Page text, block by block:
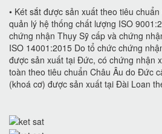
• Két sắt được sản xuất theo tiêu
quản lý hệ thống chất lượng ISO
chứng nhận Thụy Sỹ cấp và chứng
ISO 14001:2015 Do tổ chức chứng
được sản xuất tại Đức, có chứng nhận
toàn theo tiêu chuẩn Châu Âu do Đức
(khoá cơ) được sản xuất tại Đài Loan